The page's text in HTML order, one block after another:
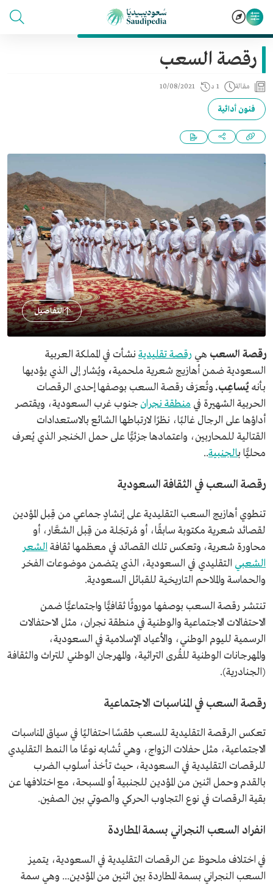
رقصة السعب
مقالة 1 د 10/08/2021
فنون أدائية
التفاصيل
رقصة السعب هي رقصة تقليدية نشأت في المملكة العربية
السعوديةضمن أهازيج شعرية ملحمية، ويُشار إلى الذي يؤديها
بأنهيُساعِب.وتُعرَف رقصة السعب بوصفها إحدى الرقصات
الحربية الشهيرة في منطقة نجرانجنوب غرب السعودية، ويقتصر
أداؤها على الرجال غالبًا، نظرًا لارتباطها الشائع بالاستعدادات
القتالية للمحاربين، واعتمادها جزئيًّا على حمل الخنجر الذي يُعرف
محليًّا بالجنبية..
رقصة السعب في الثقافة السعودية
تنطوي أهازيج السعب التقليدية على إنشادٍ جماعي من قِبل المؤدين
لقصائد شعرية مكتوبة سابقًا، أو مُرتجَلة من قِبل الشعَّار، أو
محاورة شعرية، وتعكس تلك القصائد في معظمها ثقافة الشعر
الشعبي التقليدي في السعودية، الذي يتضمن موضوعات الفخر
والحماسة والملاحم التاريخية للقبائل السعودية.
تنتشر رقصة السعب بوصفها موروثًا ثقافيًّا واجتماعيًّا ضمن
الاحتفالات الاجتماعية والوطنية في منطقة نجران، مثل الاحتفالات
الرسمية لليوم الوطني، والأعياد الإسلامية في السعودية،
والمهرجانات الوطنية للقُرى التراثية، والمهرجان الوطني للتراث والثقافة
(الجنادرية).
رقصة السعب في المناسبات الاجتماعية
تعكس الرقصة التقليدية للسعب طقسًا احتفاليًا في سياق المناسبات
الاجتماعية، مثل حفلات الزواج، وهي تُشابه نوعًا ما النمط التقليدي
للرقصات التقليدية في السعودية، حيث تأخذ أسلوب الضرب
بالقدم وحمل اثنين من المؤدين للجنبية أو المسبحة، مع اختلافها عن
بقية الرقصات في نوع التجاوب الحركي والصوتي بين الصفين.
انفراد السعب النجراني بسمة المطاردة
في اختلاف ملحوظ عن الرقصات التقليدية في السعودية، يتميز
السعب النجراني بسمة المطاردة بين اثنين من المؤدين... وهي سمة